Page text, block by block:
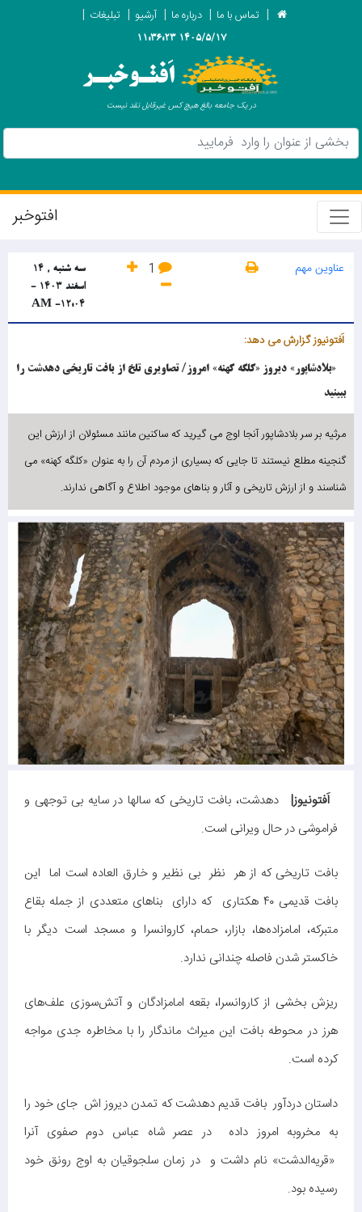
تماس با ما درباره ما آرشیو تبلیغات
1405/5/17 11:36:23
اَفتـوخبـر
در یک جامعه بالغ هیچ کس غیرقابل نقد نیست
افتوخبر
عناوین مهم
سه شنبه , 14
اسفند 1403 -
AM -12:04
اَفتونیوز گزارش می دهد:
«بلادشاپور» دیروز «کلگه کهنه» امروز/ تصاویری تلخ از بافت تاریخی دهدشت را
ببینید
مرثیه بر سر بلادشاپور آنجا اوج می گیرید که ساکنین مانند مسئولان از ارزش این
گنجینه مطلع نیستند تا جایی که بسیاری از مردم آن را به عنوان «کلگه کهنه» می
شناسند و از ارزش تاریخی و آثار و بناهای موجود اطلاع و آگاهی ندارند.
اَفتونیوز| دهدشت، بافت تاریخی که سالها در سایه بی توجهی و
فراموشی در حال ویرانی است.
بافت تاریخی که از هر نظر بی نظیر و خارق العاده است اما این
بافت قدیمی ۴۰ هکتاری که دارای بناهای متعددی از جمله بقاع
متبرکه، امامزاده‌ها، بازار، حمام، کاروانسرا و مسجد است دیگر با
خاکستر شدن فاصله چندانی ندارد.
ریزش بخشی از کاروانسرا، بقعه امامزادگان و آتش‌سوزی علف‌های
هرز در محوطه بافت این میراث ماندگار را با مخاطره جدی مواجه
کرده است.
داستان دردآور بافت قدیم دهدشت که تمدن دیروز اش جای خود را
به مخروبه امروز داده در عصر شاه عباس دوم صفوی آنرا
«قریه‌الدشت» نام داشت و در زمان سلجوقیان به اوج رونق خود
رسیده بود.